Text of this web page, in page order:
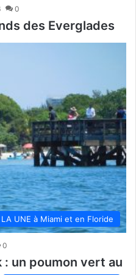
0
des Everglades
UNE à Miami et en Floride
0
: un poumon vert au